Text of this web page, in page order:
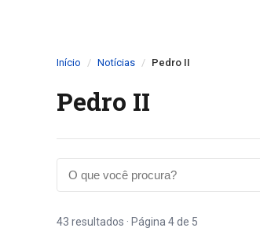
Início Notícias Pedro II
Pedro II
43 resultados · Página 4 de 5